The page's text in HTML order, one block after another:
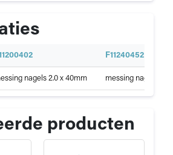
F11240452
nagels 2.0 x 40mm messing nagels 2.4
producten